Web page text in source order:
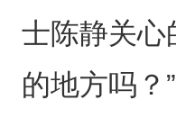
士陈静关心
的地方吗？”